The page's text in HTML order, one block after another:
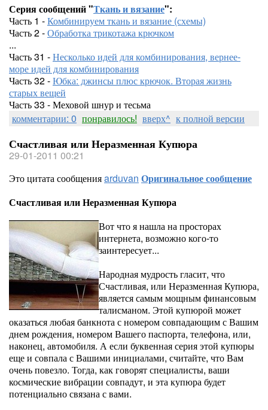
Серия сообщений "Ткань и вязание":
Часть 1 -Комбинируем ткань и вязание (схемы)
Часть 2 -Обработка трикотажа крючком
...
Часть 31 -Несколько идей для комбинирования, вернее-
море идей для комбинирования
Часть 32 -Юбка: джинсы плюс крючок. Вторая жизнь
старых вещей
Часть 33 - Меховой шнур и тесьма
комментарии: 0 понравилось! вверх^ к полной версии
Счастливая или Неразменная Купюра
29-01-2011 00:21
Это цитата сообщенияarduvan Оригинальное сообщение
Счастливая или Неразменная Купюра
Вот что я нашла на просторах
интернета, возможно кого-то
заинтересует...
Народная мудрость гласит, что
Счастливая, или Неразменная Купюра,
является самым мощным финансовым
талисманом. Этой купюрой может
оказаться любая банкнота с номером совпадающим с Вашим
днем рождения, номером Вашего паспорта, телефона, или,
наконец, автомобиля. А если буквенная серия этой купюры
еще и совпала с Вашими инициалами, считайте, что Вам
очень повезло. Тогда, как говорят специалисты, ваши
космические вибрации совпадут, и эта купюра будет
потенциально связана с вами.